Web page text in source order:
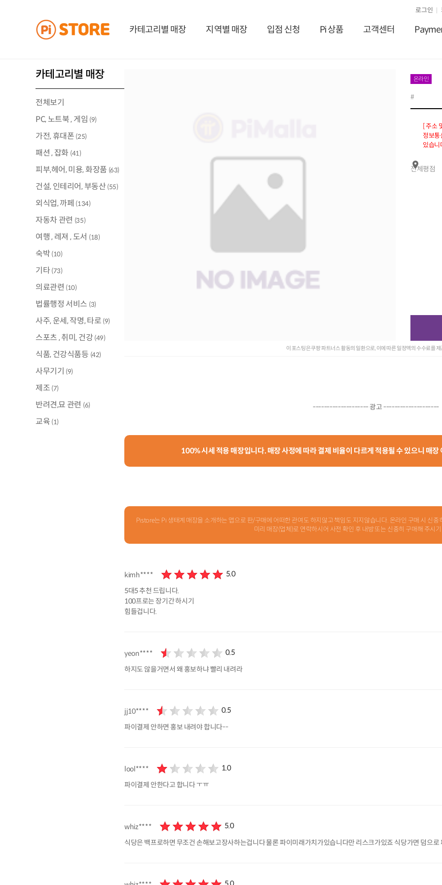
카테고리별 매장 지역별 매장 입점 신청 Pi 상품 고객센터
로그인
카테고리별 매장
전체보기
PC, 노트북 , 게임 (9)
가전, 휴대폰 (25)
패션 , 잡화 (41)
피부,헤어, 미용, 화장품 (63)
건설, 인테리어, 부동산 (55)
외식업, 까페 (134)
자동차 관련 (35)
여행 , 레져 , 도서 (18)
숙박 (10)
기타(73)
의료관련 (10)
법률행정 서비스 (3)
사주, 운세, 작명, 타로 (9)
스포츠 , 취미, 건강 (49)
식품, 건강식품등 (42)
사무기기 (9)
제조 (7)
반려견,묘 관련 (6)
교육 (1)
온라인
#
[ 주소
정보통
있습니
전체평점
이 포스팅은 쿠팡 파트너스 활동의 일환으로, 이에 따른 일정액의 수수료를
-------------------- 광고 --------------------
100% 시세 적용 매장입니다. 매장 사정에 따라 결제 비율이 다르게 적용될 수 있으니 매
Pistore는 Pi 생태계 매장을 소개하는 앱으로 판/구매에 어떠한 관여도 하지않고 책임도 지지않습니다. 온라인 구매 시 신
미리 매장(업체)로 연락하시어 사전 확인 후 내방 또는 신중히 구매해 주시
kimh**** 5.0
5대5 추천 드립니다.
100프로는 장기간 하시기
힘들겁니다.
yeon**** 0.5
하지도 않을거면서 왜 홍보하냐 빨리 내려라
jj10**** 0.5
파이결제 안하면 홍보 내려야 합니다--
lool**** 1.0
파이결제 안한다고 합니다 ㅜㅠ
whiz**** 5.0
식당은 백프로하면 무조건 손해보고장사하는겁니다 물론 파이미래가치가있습니다만 리스크가있죠 식당가면 덤으